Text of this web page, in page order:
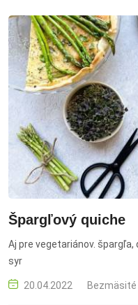
Špargľový quiche
Aj pre vegetariánov.
syr
20.04.2022 Bezmäsité